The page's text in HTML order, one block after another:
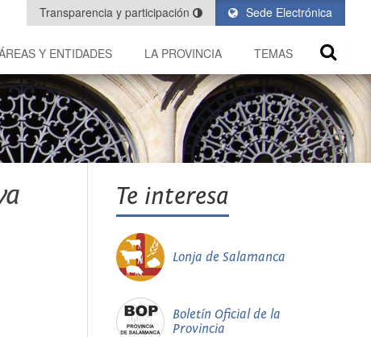
Sede Electrónica
Transparencia y participación
Y ENTIDADES LA PROVINCIA TEMAS
Te interesa
Lonja de Salamanca
Boletín Oficial de la
Provincia